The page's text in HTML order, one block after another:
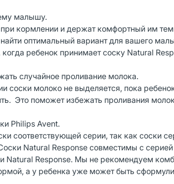
малышу.
кормлении и держат комфортный им
оптимальный вариант для вашего
ребенок принимает соску Natural
случайное проливание молока.
соски молоко не выделяется, пока
Это поможет избежать проливания
Philips Avent.
соответствующей серии, так как соски
Natural Response совместимы с
Natural Response. Мы не рекомендуем
а у ребенка уже может быть